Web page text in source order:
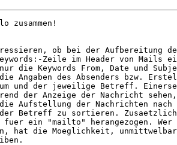
zusammen!
ob bei der Aufbereitung
Zeile im Header von Mails
die Keywords From, Date und
Angaben des Absenders bzw.
und der jeweilige Betreff.
der Anzeige der Nachricht
Aufstellung der Nachrichten nach
Betreff zu sortieren.
fuer ein "mailto" herangezogen. Wer
hat die Moeglichkeit,